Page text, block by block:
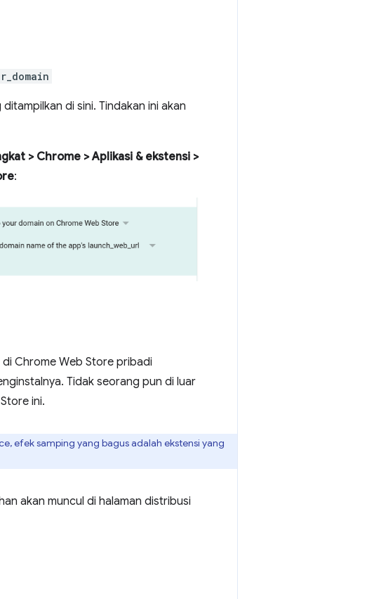
di sini. Tindakan ini akan
> Chrome > Aplikasi & ekstensi >
:
Chrome Web Store pribadi
Tidak seorang pun di luar
ini.
efek samping yang bagus adalah ekstensi yang
akan muncul di halaman distribusi